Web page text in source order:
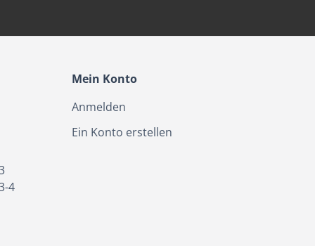
4
Mein Konto
Anmelden
Ein Konto erstellen